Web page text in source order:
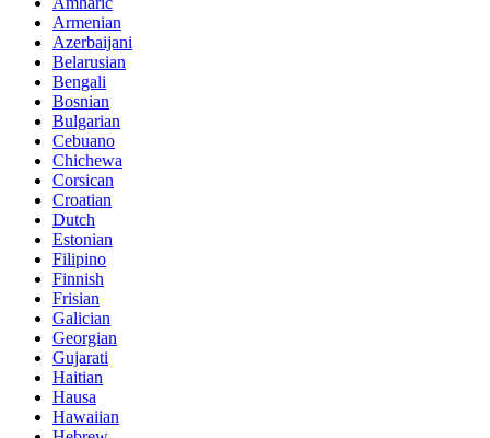
Armenian
Azerbaijani
Belarusian
Bengali
Bosnian
Bulgarian
Cebuano
Chichewa
Corsican
Croatian
Dutch
Estonian
Filipino
Finnish
Frisian
Galician
Georgian
Gujarati
Haitian
Hausa
Hawaiian